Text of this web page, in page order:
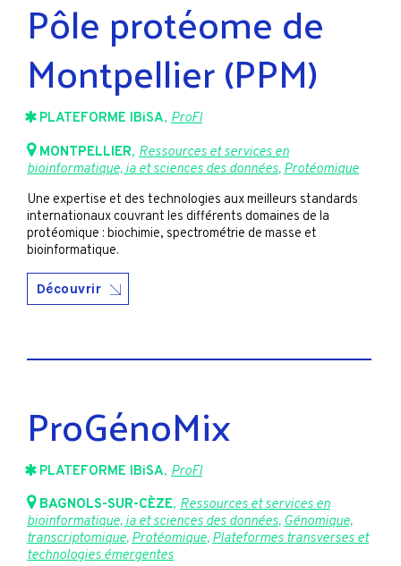
Pôle protéome de
Montpellier (PPM)
PLATEFORME IBiSA, ProFI
MONTPELLIER, Ressources et services en
bioinformatique, ia et sciences des données, Protéomique
Une expertise et des technologies aux meilleurs standards
internationaux couvrant les différents domaines de la
protéomique : biochimie, spectrométrie de masse et
bioinformatique.
Découvrir
ProGénoMix
PLATEFORME IBiSA, ProFI
BAGNOLS-SUR-CÈZE, Ressources et services en
bioinformatique, ia et sciences des données,Génomique,
transcriptomique,Protéomique,Plateformes transverses et
technologies émergentes